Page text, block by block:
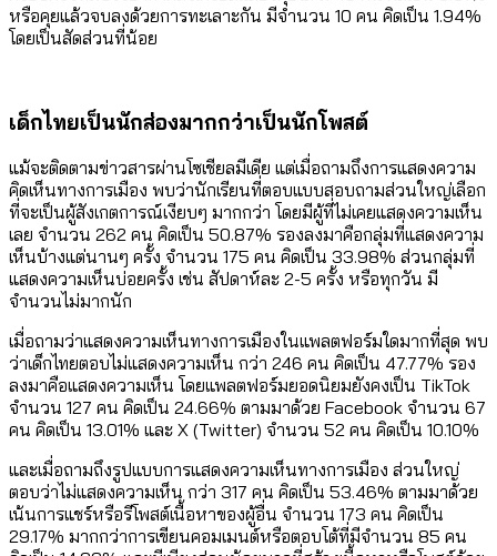
หรือคุยแล้วจบลงด้วยการทะเลาะกัน มีจำนวน 10 คน คิดเป็น 1.94%
โดยเป็นสัดส่วนที่น้อย
เด็กไทยเป็นนักส่องมากกว่าเป็นนักโพสต์
แม้จะติดตามข่าวสารผ่านโซเชียลมีเดีย แต่เมื่อถามถึงการแสดงความ
คิดเห็นทางการเมือง พบว่านักเรียนที่ตอบแบบสอบถามส่วนใหญ่เลือก
ที่จะเป็นผู้สังเกตการณ์เงียบๆ มากกว่า โดยมีผู้ที่ไม่เคยแสดงความเห็น
เลย จำนวน 262 คน คิดเป็น 50.87% รองลงมาคือกลุ่มที่แสดงความ
เห็นบ้างแต่นานๆ ครั้ง จำนวน 175 คน คิดเป็น 33.98% ส่วนกลุ่มที่
แสดงความเห็นบ่อยครั้ง เช่น สัปดาห์ละ 2-5 ครั้ง หรือทุกวัน มี
จำนวนไม่มากนัก
เมื่อถามว่าแสดงความเห็นทางการเมืองในแพลตฟอร์มใดมากที่สุด พบ
ว่าเด็กไทยตอบไม่แสดงความเห็น กว่า 246 คน คิดเป็น 47.77% รอง
ลงมาคือแสดงความเห็น โดยแพลตฟอร์มยอดนิยมยังคงเป็น TikTok
จำนวน 127 คน คิดเป็น 24.66% ตามมาด้วย Facebook จำนวน 67
คน คิดเป็น 13.01% และ X (Twitter) จำนวน 52 คน คิดเป็น 10.10%
และเมื่อถามถึงรูปแบบการแสดงความเห็นทางการเมือง ส่วนใหญ่
ตอบว่าไม่แสดงความเห็น กว่า 317 คน คิดเป็น 53.46% ตามมาด้วย
เน้นการแชร์หรือรีโพสต์เนื้อหาของผู้อื่น จำนวน 173 คน คิดเป็น
29.17% มากกว่าการเขียนคอมเมนต์หรือตอบโต้ที่มีจำนวน 85 คน